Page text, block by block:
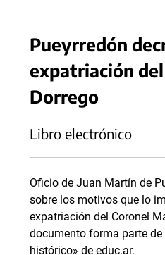
Pueyrredón
expatriación
Dorrego
Libro electrónico
Oficio de Juan Martín de
sobre los motivos que lo
expatriación del Coronel
documento forma parte
histórico» de educ.ar.